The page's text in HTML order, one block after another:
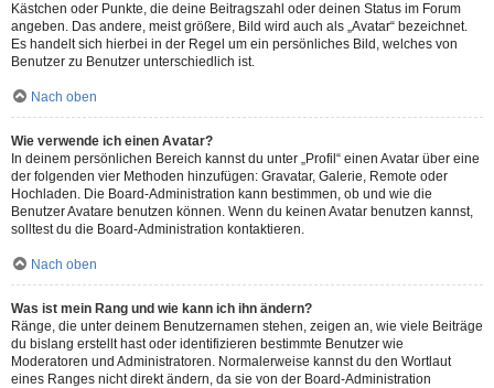
Kästchen oder Punkte, die deine Beitragszahl oder deinen Status im Forum
angeben. Das andere, meist größere, Bild wird auch als „Avatar“ bezeichnet.
Es handelt sich hierbei in der Regel um ein persönliches Bild, welches von
Benutzer zu Benutzer unterschiedlich ist.
Nach oben
Wie verwende ich einen Avatar?
In deinem persönlichen Bereich kannst du unter „Profil“ einen Avatar über eine
der folgenden vier Methoden hinzufügen: Gravatar, Galerie, Remote oder
Hochladen. Die Board-Administration kann bestimmen, ob und wie die
Benutzer Avatare benutzen können. Wenn du keinen Avatar benutzen kannst,
solltest du die Board-Administration kontaktieren.
Nach oben
Was ist mein Rang und wie kann ich ihn ändern?
Ränge, die unter deinem Benutzernamen stehen, zeigen an, wie viele Beiträge
du bislang erstellt hast oder identifizieren bestimmte Benutzer wie
Moderatoren und Administratoren. Normalerweise kannst du den Wortlaut
eines Ranges nicht direkt ändern, da sie von der Board-Administration